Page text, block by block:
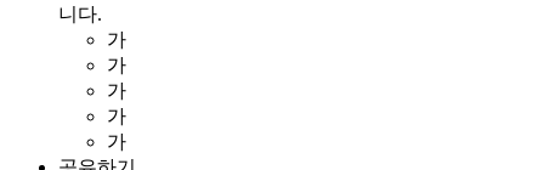
니다.
가
가
가
가
가